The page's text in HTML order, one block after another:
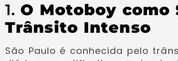
1.O Motoboy como
Trânsito Intenso
São Paulo é conhecida pelo